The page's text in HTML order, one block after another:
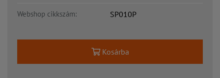
Webshop cikkszám: SP010P
Kosárba